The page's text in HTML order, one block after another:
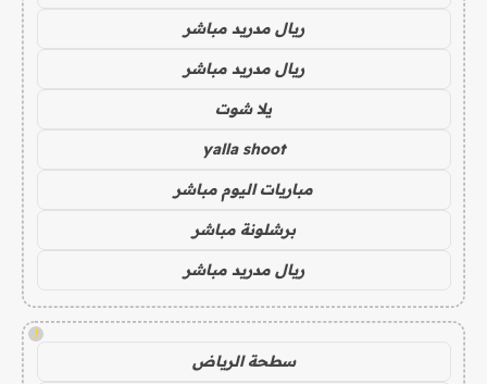
ريال مدريد مباشر
ريال مدريد مباشر
يلا شوت
yalla shoot
مباريات اليوم مباشر
برشلونة مباشر
ريال مدريد مباشر
!
سطحة الرياض